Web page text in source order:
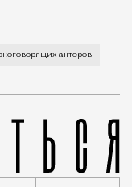
Уфе.
актеров